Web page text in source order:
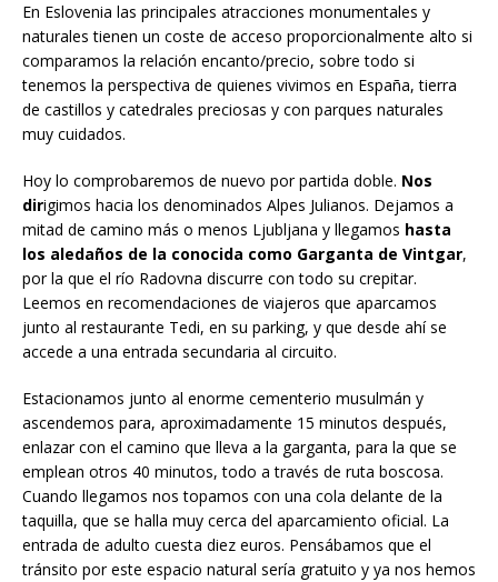
En Eslovenia las principales atracciones monumentales y
naturales tienen un coste de acceso proporcionalmente alto si
comparamos la relación encanto/precio, sobre todo si
tenemos la perspectiva de quienes vivimos en España, tierra
de castillos y catedrales preciosas y con parques naturales
muy cuidados.
Hoy lo comprobaremos de nuevo por partida doble. Nos
dirigimos hacia los denominados Alpes Julianos. Dejamos a
mitad de camino más o menos Ljubljana y llegamos hasta
los aledaños de la conocida como Garganta de Vintgar,
por la que el río Radovna discurre con todo su crepitar.
Leemos en recomendaciones de viajeros que aparcamos
junto al restaurante Tedi, en su parking, y que desde ahí se
accede a una entrada secundaria al circuito.
Estacionamos junto al enorme cementerio musulmán y
ascendemos para, aproximadamente 15 minutos después,
enlazar con el camino que lleva a la garganta, para la que se
emplean otros 40 minutos, todo a través de ruta boscosa.
Cuando llegamos nos topamos con una cola delante de la
taquilla, que se halla muy cerca del aparcamiento oficial. La
entrada de adulto cuesta diez euros. Pensábamos que el
tránsito por este espacio natural sería gratuito y ya nos hemos